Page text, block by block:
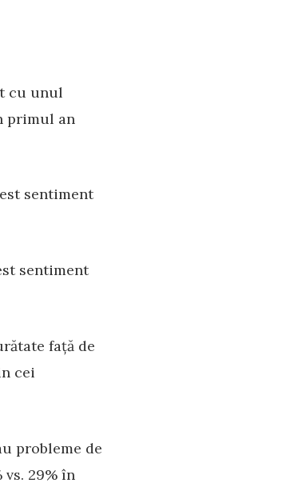
cu unul
primul an
sentiment
sentiment
față de
cei
probleme de
vs. 29% în